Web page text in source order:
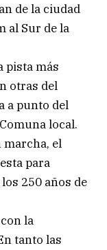
de la ciudad
al Sur de la
pista más
otras del
a punto del
local.
marcha, el
para
250 años de
la
tanto las